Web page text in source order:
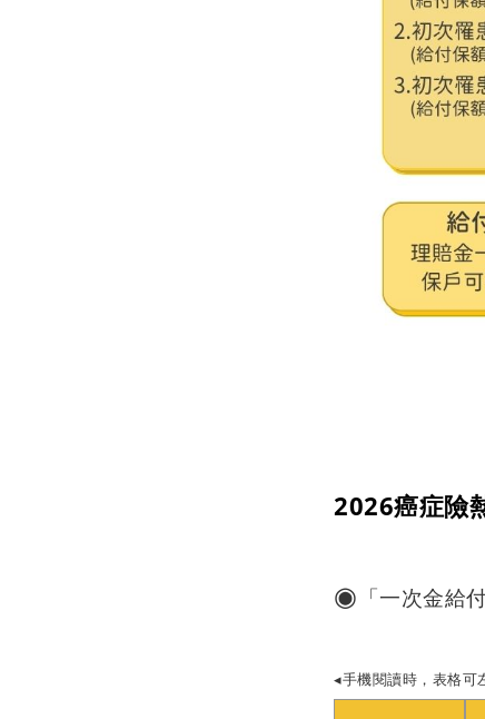
2026癌症險
◉ 「一次金給
◂手機閱讀時，表格可